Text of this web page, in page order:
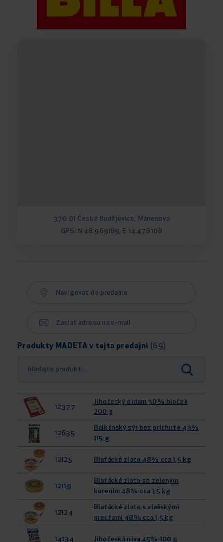
370 01 České Budějovice, Mánesova
GPS: N 48.969189, E 14.478108
Navigovať do predajne
Zaslať adresu na e-mail
Produkty MADETA v tejto predajni (69)
12377
Jihočeský eidam 30% bloček
200 g
12635
Balkánský sýr bez príchute 43%
115 g
12125 Blaťácké zlato 48% cca 1,5 kg
12119
Blaťácké zlato se zeleným
korením 48% cca 1,5 kg
12124
Blaťácké zlato s vlašskými
orechami 48% cca 1,5 kg
14134 Jihočeská niva 45% 100 g